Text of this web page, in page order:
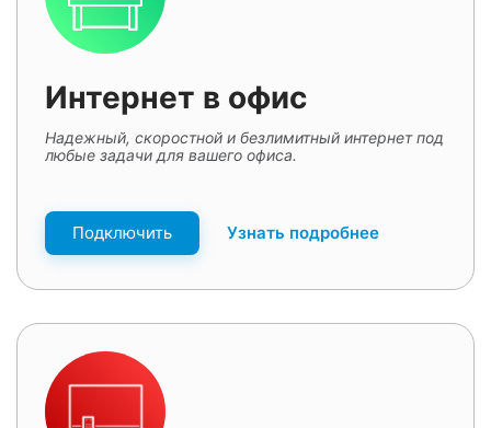
Интернет в офис
Надежный, скоростной и безлимитный интернет под
любые задачи для вашего офиса.
Подключить Узнать подробнее